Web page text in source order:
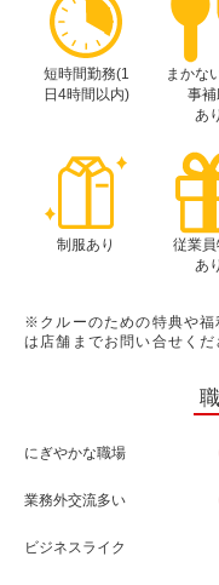
短時間勤務(1
日4時間以内)
まかな
事補
あり
制服あり
従業
あり
※クルーのための特典や福
は店舗までお問い合せくだ
にぎやかな職場
業務外交流多い
ビジネスライク